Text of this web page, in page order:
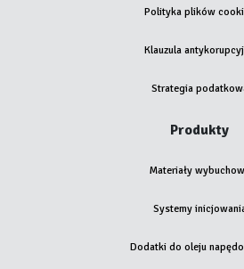
Polityka plików
Klauzula
Strategia
Produkty
Materiały
Systemy
Dodatki do oleju